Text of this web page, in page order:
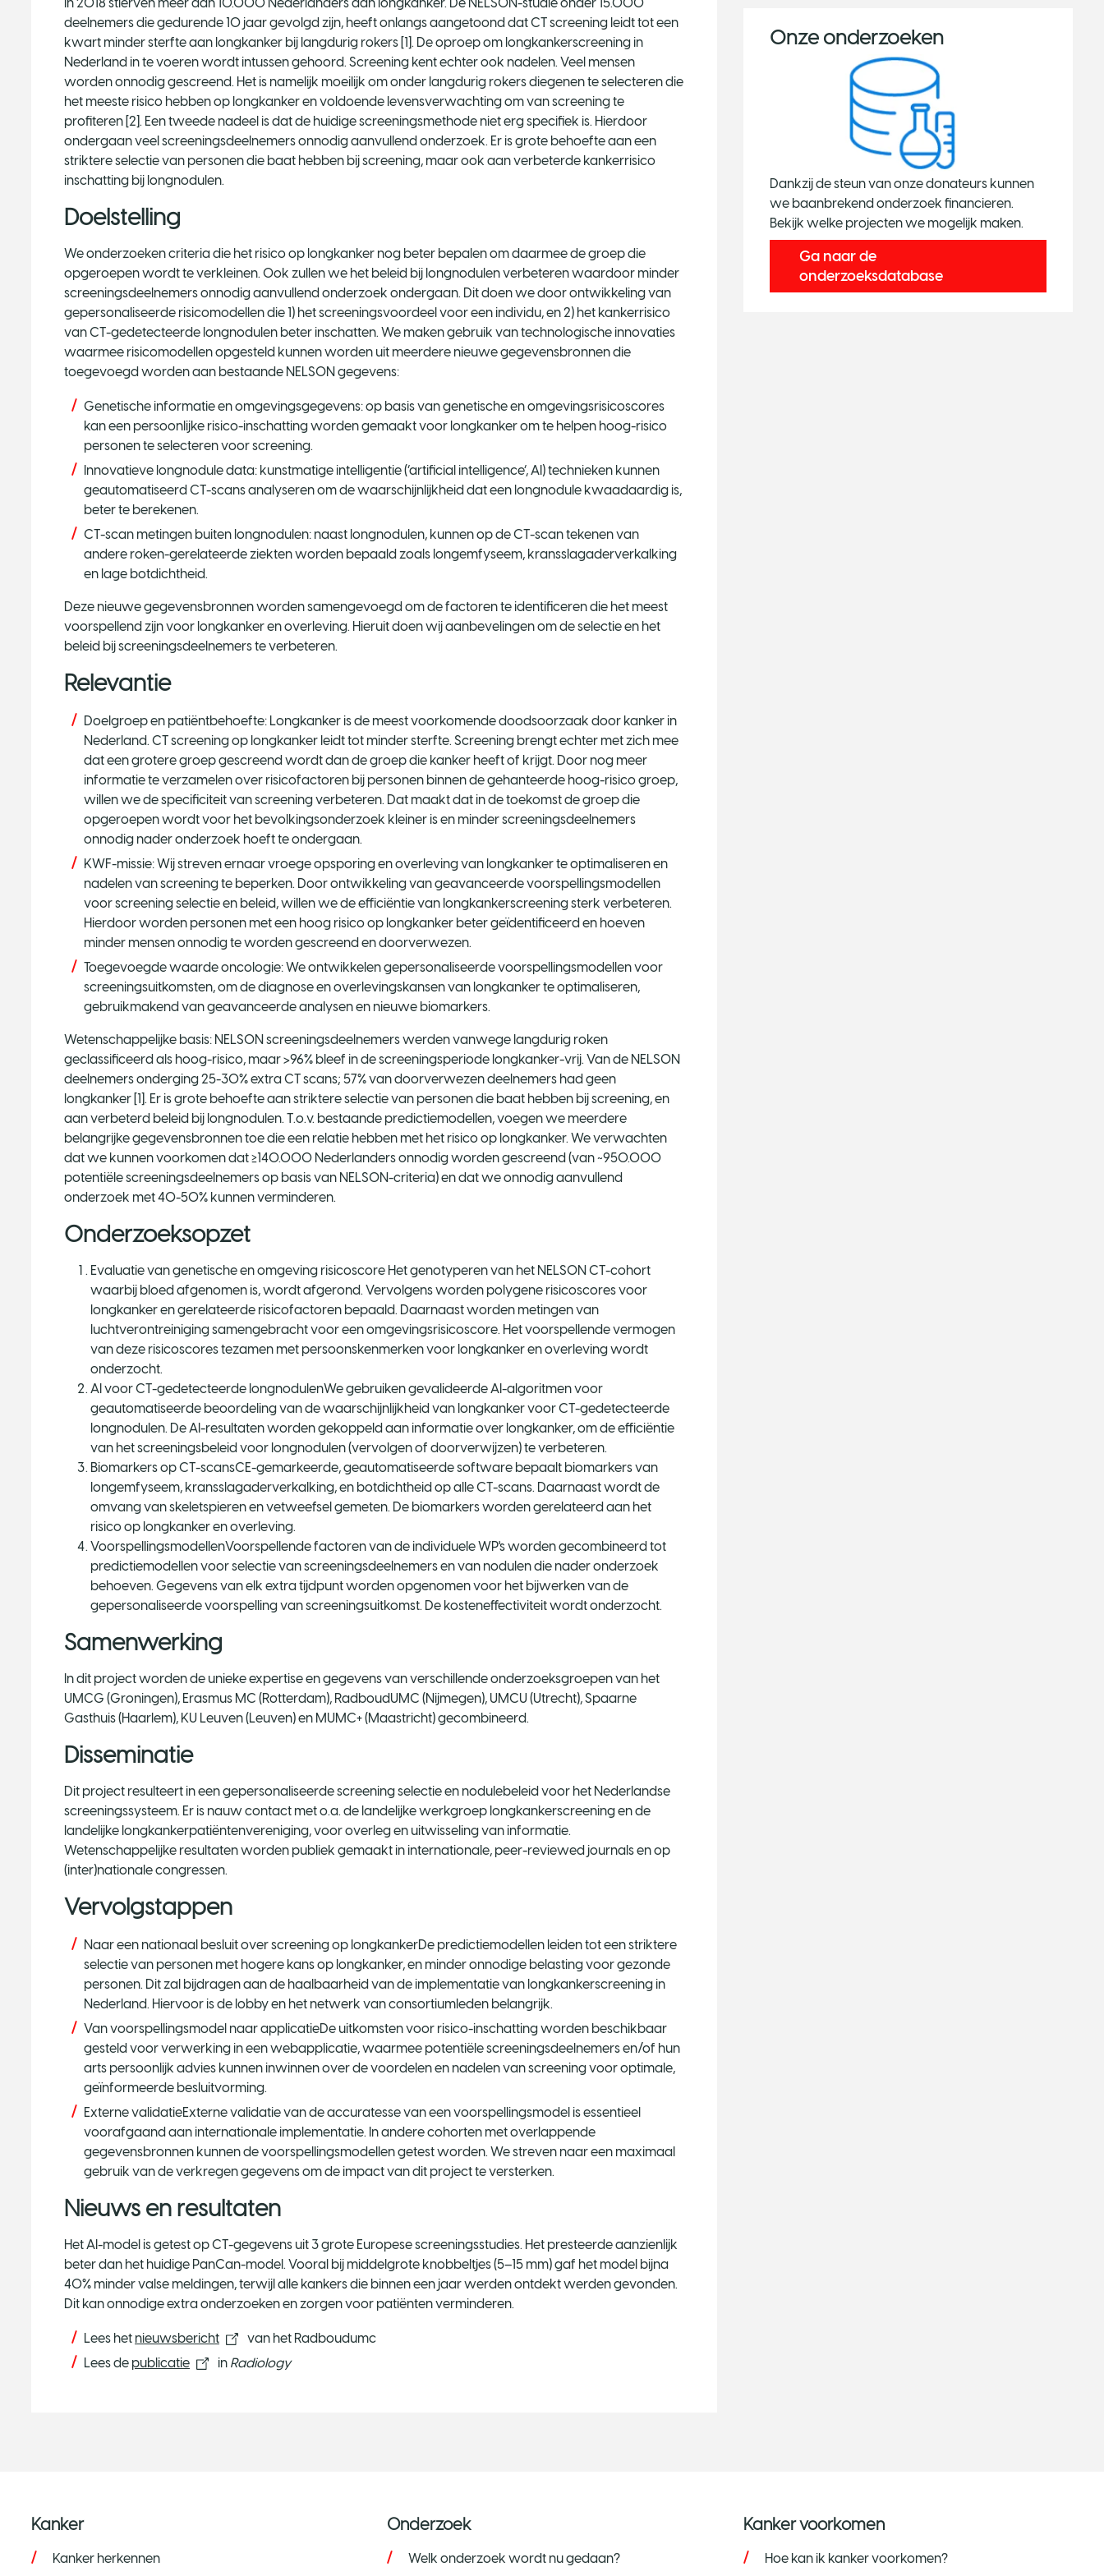
deelnemers die gedurende 10 jaar gevolgd zijn, heeft onlangs aangetoond dat CT screening leidt tot een
kwart minder sterfte aan longkanker bij langdurig rokers [1]. De oproep om longkankerscreening in
Nederland in te voeren wordt intussen gehoord. Screening kent echter ook nadelen. Veel mensen
worden onnodig gescreend. Het is namelijk moeilijk om onder langdurig rokers diegenen te selecteren die
het meeste risico hebben op longkanker en voldoende levensverwachting om van screening te
profiteren [2]. Een tweede nadeel is dat de huidige screeningsmethode niet erg specifiek is. Hierdoor
ondergaan veel screeningsdeelnemers onnodig aanvullend onderzoek. Er is grote behoefte aan een
striktere selectie van personen die baat hebben bij screening, maar ook aan verbeterde kankerrisico
inschatting bij longnodulen.
Doelstelling
We onderzoeken criteria die het risico op longkanker nog beter bepalen om daarmee de groep die
opgeroepen wordt te verkleinen. Ook zullen we het beleid bij longnodulen verbeteren waardoor minder
screeningsdeelnemers onnodig aanvullend onderzoek ondergaan. Dit doen we door ontwikkeling van
gepersonaliseerde risicomodellen die 1) het screeningsvoordeel voor een individu, en 2) het kankerrisico
van CT-gedetecteerde longnodulen beter inschatten. We maken gebruik van technologische innovaties
waarmee risicomodellen opgesteld kunnen worden uit meerdere nieuwe gegevensbronnen die
toegevoegd worden aan bestaande NELSON gegevens:
Genetische informatie en omgevingsgegevens: op basis van genetische en omgevingsrisicoscores
kan een persoonlijke risico-inschatting worden gemaakt voor longkanker om te helpen hoog-risico
personen te selecteren voor screening.
Innovatieve longnodule data: kunstmatige intelligentie (‘artificial intelligence’, AI) technieken kunnen
geautomatiseerd CT-scans analyseren om de waarschijnlijkheid dat een longnodule kwaadaardig is,
beter te berekenen.
CT-scan metingen buiten longnodulen: naast longnodulen, kunnen op de CT-scan tekenen van
andere roken-gerelateerde ziekten worden bepaald zoals longemfyseem, kransslagaderverkalking
en lage botdichtheid.
Deze nieuwe gegevensbronnen worden samengevoegd om de factoren te identificeren die het meest
voorspellend zijn voor longkanker en overleving. Hieruit doen wij aanbevelingen om de selectie en het
beleid bij screeningsdeelnemers te verbeteren.
Relevantie
Doelgroep en patiëntbehoefte: Longkanker is de meest voorkomende doodsoorzaak door kanker in
Nederland. CT screening op longkanker leidt tot minder sterfte. Screening brengt echter met zich mee
dat een grotere groep gescreend wordt dan de groep die kanker heeft of krijgt. Door nog meer
informatie te verzamelen over risicofactoren bij personen binnen de gehanteerde hoog-risico groep,
willen we de specificiteit van screening verbeteren. Dat maakt dat in de toekomst de groep die
opgeroepen wordt voor het bevolkingsonderzoek kleiner is en minder screeningsdeelnemers
onnodig nader onderzoek hoeft te ondergaan.
KWF-missie: Wij streven ernaar vroege opsporing en overleving van longkanker te optimaliseren en
nadelen van screening te beperken. Door ontwikkeling van geavanceerde voorspellingsmodellen
voor screening selectie en beleid, willen we de efficiëntie van longkankerscreening sterk verbeteren.
Hierdoor worden personen met een hoog risico op longkanker beter geïdentificeerd en hoeven
minder mensen onnodig te worden gescreend en doorverwezen.
Toegevoegde waarde oncologie: We ontwikkelen gepersonaliseerde voorspellingsmodellen voor
screeningsuitkomsten, om de diagnose en overlevingskansen van longkanker te optimaliseren,
gebruikmakend van geavanceerde analysen en nieuwe biomarkers.
Wetenschappelijke basis: NELSON screeningsdeelnemers werden vanwege langdurig roken
geclassificeerd als hoog-risico, maar >96% bleef in de screeningsperiode longkanker-vrij. Van de NELSON
deelnemers onderging 25-30% extra CT scans; 57% van doorverwezen deelnemers had geen
longkanker [1]. Er is grote behoefte aan striktere selectie van personen die baat hebben bij screening, en
aan verbeterd beleid bij longnodulen. T.o.v. bestaande predictiemodellen, voegen we meerdere
belangrijke gegevensbronnen toe die een relatie hebben met het risico op longkanker. We verwachten
dat we kunnen voorkomen dat ≥140.000 Nederlanders onnodig worden gescreend (van ~950.000
potentiële screeningsdeelnemers op basis van NELSON-criteria) en dat we onnodig aanvullend
onderzoek met 40-50% kunnen verminderen.
Onderzoeksopzet
Evaluatie van genetische en omgeving risicoscore Het genotyperen van het NELSON CT-cohort
waarbij bloed afgenomen is, wordt afgerond. Vervolgens worden polygene risicoscores voor
longkanker en gerelateerde risicofactoren bepaald. Daarnaast worden metingen van
luchtverontreiniging samengebracht voor een omgevingsrisicoscore. Het voorspellende vermogen
van deze risicoscores tezamen met persoonskenmerken voor longkanker en overleving wordt
onderzocht.
AI voor CT-gedetecteerde longnodulenWe gebruiken gevalideerde AI-algoritmen voor
geautomatiseerde beoordeling van de waarschijnlijkheid van longkanker voor CT-gedetecteerde
longnodulen. De AI-resultaten worden gekoppeld aan informatie over longkanker, om de efficiëntie
van het screeningsbeleid voor longnodulen (vervolgen of doorverwijzen) te verbeteren.
Biomarkers op CT-scansCE-gemarkeerde, geautomatiseerde software bepaalt biomarkers van
longemfyseem, kransslagaderverkalking, en botdichtheid op alle CT-scans. Daarnaast wordt de
omvang van skeletspieren en vetweefsel gemeten. De biomarkers worden gerelateerd aan het
risico op longkanker en overleving.
VoorspellingsmodellenVoorspellende factoren van de individuele WP's worden gecombineerd tot
predictiemodellen voor selectie van screeningsdeelnemers en van nodulen die nader onderzoek
behoeven. Gegevens van elk extra tijdpunt worden opgenomen voor het bijwerken van de
gepersonaliseerde voorspelling van screeningsuitkomst. De kosteneffectiviteit wordt onderzocht.
Samenwerking
In dit project worden de unieke expertise en gegevens van verschillende onderzoeksgroepen van het
UMCG (Groningen), Erasmus MC (Rotterdam), RadboudUMC (Nijmegen), UMCU (Utrecht), Spaarne
Gasthuis (Haarlem), KU Leuven (Leuven) en MUMC+ (Maastricht) gecombineerd.
Disseminatie
Dit project resulteert in een gepersonaliseerde screening selectie en nodulebeleid voor het Nederlandse
screeningssysteem. Er is nauw contact met o.a. de landelijke werkgroep longkankerscreening en de
landelijke longkankerpatiëntenvereniging, voor overleg en uitwisseling van informatie.
Wetenschappelijke resultaten worden publiek gemaakt in internationale, peer-reviewed journals en op
(inter)nationale congressen.
Vervolgstappen
Naar een nationaal besluit over screening op longkankerDe predictiemodellen leiden tot een striktere
selectie van personen met hogere kans op longkanker, en minder onnodige belasting voor gezonde
personen. Dit zal bijdragen aan de haalbaarheid van de implementatie van longkankerscreening in
Nederland. Hiervoor is de lobby en het netwerk van consortiumleden belangrijk.
Van voorspellingsmodel naar applicatieDe uitkomsten voor risico-inschatting worden beschikbaar
gesteld voor verwerking in een webapplicatie, waarmee potentiële screeningsdeelnemers en/of hun
arts persoonlijk advies kunnen inwinnen over de voordelen en nadelen van screening voor optimale,
geïnformeerde besluitvorming.
Externe validatieExterne validatie van de accuratesse van een voorspellingsmodel is essentieel
voorafgaand aan internationale implementatie. In andere cohorten met overlappende
gegevensbronnen kunnen de voorspellingsmodellen getest worden. We streven naar een maximaal
gebruik van de verkregen gegevens om de impact van dit project te versterken.
Nieuws en resultaten
Het AI-model is getest op CT-gegevens uit 3 grote Europese screeningsstudies. Het presteerde aanzienlijk
beter dan het huidige PanCan-model. Vooral bij middelgrote knobbeltjes (5–15 mm) gaf het model bijna
40% minder valse meldingen, terwijl alle kankers die binnen een jaar werden ontdekt werden gevonden.
Dit kan onnodige extra onderzoeken en zorgen voor patiënten verminderen.
Lees het nieuwsbericht
van het Radboudumc
Lees de publicatie in Radiology
Onze onderzoeken
Dankzij de steun van onze donateurs kunnen
we baanbrekend onderzoek financieren.
Bekijk welke projecten we mogelijk maken.
Ga naar de
onderzoeksdatabase
Kanker
Kanker herkennen
Onderzoek
Welk onderzoek wordt nu gedaan?
Kanker voorkomen
Hoe kan ik kanker voorkomen?